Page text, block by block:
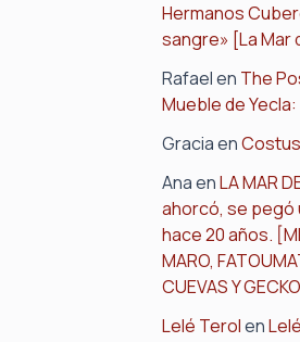
Hermanos
sangre» [La Mar
Rafaelen The
Mueble de
Graciaen
AnaenLA MAR
ahorcó, se pegó
hace 20 años.
MARO,
CUEVAS Y
Lelé Terolen